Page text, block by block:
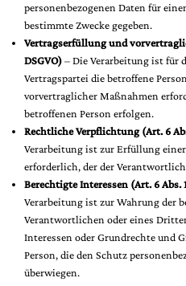
personenbezogenen Daten für
bestimmte Zwecke gegeben.
Vertragserfüllung und
DSGVO)– Die Verarbeitung ist für
Vertragspartei die betroffene
vorvertraglicher Maßnahmen
betroffenen Person erfolgen.
Rechtliche Verpflichtung (Art. 6
Verarbeitung ist zur Erfüllung
erforderlich, der der
Berechtigte Interessen (Art. 6 Abs.
Verarbeitung ist zur Wahrung der
Verantwortlichen oder eines
Interessen oder Grundrechte und
Person, die den Schutz
überwiegen.